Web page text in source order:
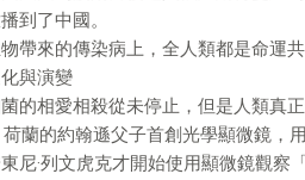
到了中國。
帶來的傳染病上，全人類都是命運共
與演變
的相愛相殺從未停止，但是人類真
蘭的約翰遜父子首創光學顯微鏡，
尼·列文虎克才開始使用顯微鏡觀